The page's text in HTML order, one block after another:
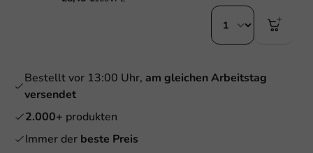
Bestellt vor 13:00 Uhr, am gleichen Arbeitstag
versendet
2.000+ produkten
Immer der beste Preis